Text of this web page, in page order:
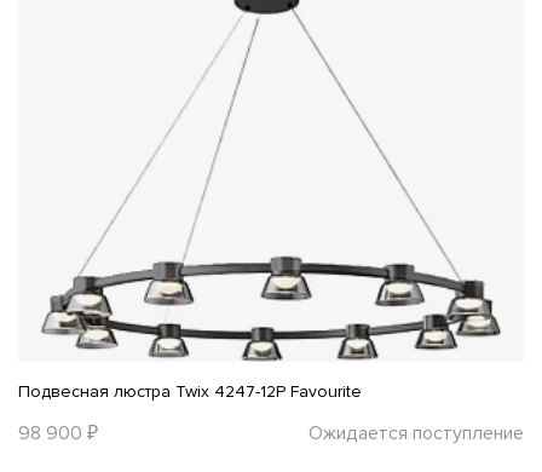
Подвесная люстра Twix 4247-12P Favourite
98 900 ₽ Ожидается поступление